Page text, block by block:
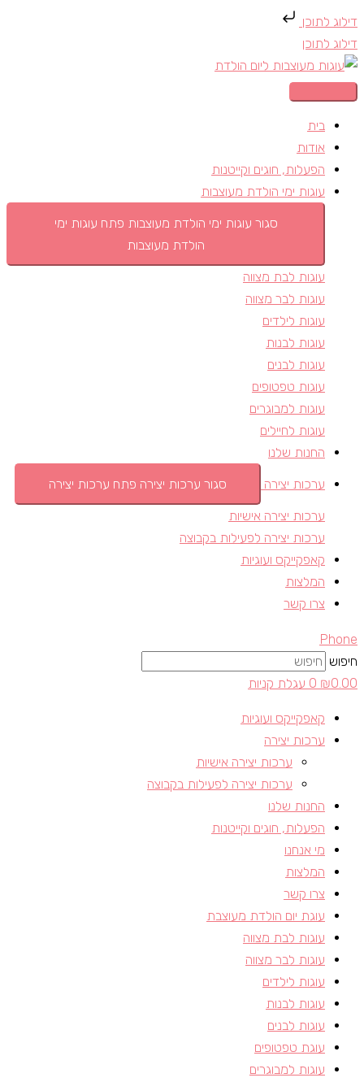
דילוג לתוכן
דילוג לתוכן
בית
אודות
הפעלות, חוגים וקייטנות
עוגות ימי הולדת מעוצבות
סגור עוגות ימי הולדת מעוצבות פתח עוגות ימי
הולדת מעוצבות
עוגות לבת מצווה
עוגות לבר מצווה
עוגות לילדים
עוגות לבנות
עוגות לבנים
עוגות טפטופים
עוגות למבוגרים
עוגות לחיילים
החנות שלנו
ערכות יצירה סגור ערכות יצירה פתח ערכות יצירה
ערכות יצירה אישיות
ערכות יצירה לפעילות בקבוצה
קאפקייקס ועוגיות
המלצות
צרו קשר
Phone
חיפוש
₪0.00
0 עגלת קניות
קאפקייקס ועוגיות
ערכות יצירה
ערכות יצירה אישיות
ערכות יצירה לפעילות בקבוצה
החנות שלנו
הפעלות, חוגים וקייטנות​
מי אנחנו
המלצות
צרו קשר
עוגת יום הולדת מעוצבת
עוגות לבת מצווה
עוגות לבר מצווה
עוגות לילדים
עוגות לבנות
עוגות לבנים
עוגת טפטופים
עוגות למבוגרים